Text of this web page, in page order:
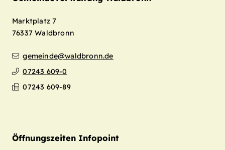
Marktplatz 7
76337 Waldbronn
gemeinde@waldbronn.de
07243 609-0
07243 609-89
Öffnungszeiten Infopoint